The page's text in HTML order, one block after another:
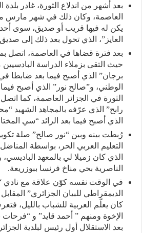
بعد أشهر من اندلاع الثورة، غادر بلدة
يكن له فيها قريب أو صديق، سوى
العايز”، الذي تحول بعد ذلك إلى
بعد فترة قضاها في العاصمة، اتصل
حيث التقى بزملاء الدراسة
برجان” الذي أصبح فيما بعد ضابطا
الوطني، و”صالح نور” الذي أصبح
الثورة في الجزائر العاصمة، كما
رابح” الذي عرّفه بالمجاهد الشهيد
الذي أصبح فيما بعد الرائد “سي
رُبطت بينه وبين “نور صالح” صلة
التعليم العربي الحر، بواسطة
الذي كان زميلا لي بالمعهد
الناصرية بحي مناخ فرنسا ببوزريعة.
في الوقت نفسه كوّن علاقة مع نادي
الديمقراطي للبيان الجزائري”
كان يعلّم العربية للشباب بالليل،
الإخوة ومنهم ” أحمد قايد” و “فرحات
بعد الاستقلال أول رئيس لبلدية